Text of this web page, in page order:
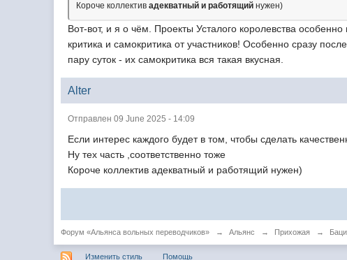
Короче коллектив адекватный и работящий нужен)
Вот-вот, и я о чём. Проекты Усталого королевства
критика и самокритика от участников! Особенно сразу
пару суток - их самокритика вся такая вкусная.
Alter
Отправлен 09 June 2025 - 14:09
Если интерес каждого будет в том, чтобы сделать
Ну тех часть ,соответственно тоже
Короче коллектив адекватный и работящий нужен)
Форум «Альянса вольных переводчиков» → Альянс → Прихожая →
Изменить стиль Помощь